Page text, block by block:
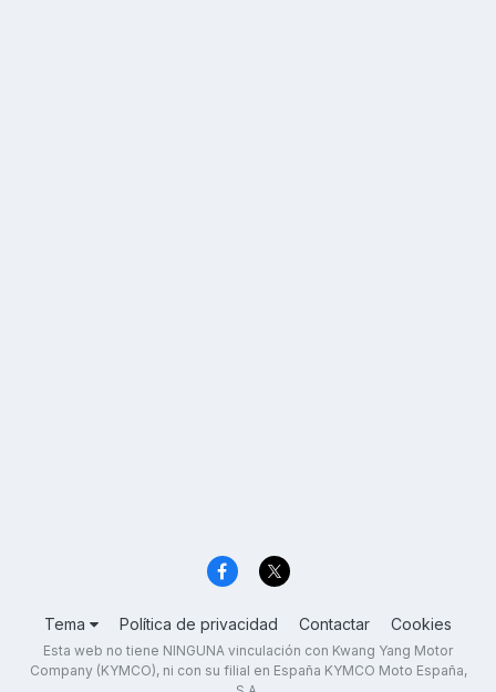
Tema Política de privacidad Contactar Cookies
Esta web no tiene NINGUNA vinculación con Kwang Yang Motor
Company (KYMCO), ni con su filial en España KYMCO Moto España,